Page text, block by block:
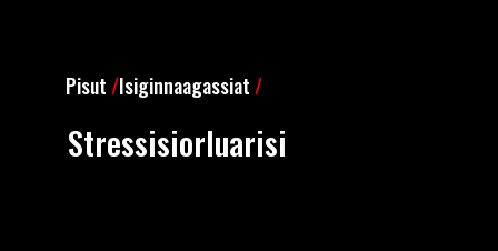
Pisut /Isiginnaagassiat /
Stressisiorluarisi